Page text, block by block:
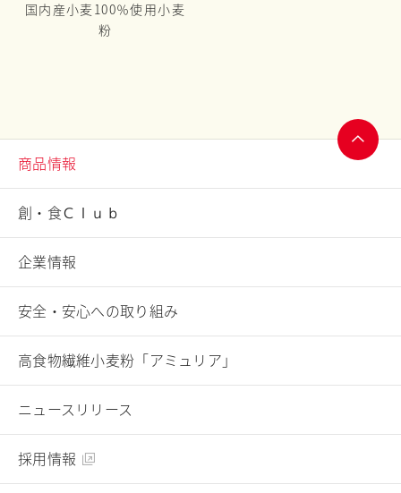
国内産小麦100％使用小麦
粉
トップ
商品情報
創・食Ｃｌｕｂ
企業情報
安全・安心への取り組み
高食物繊維小麦粉「アミュリア」
ニュースリリース
採用情報